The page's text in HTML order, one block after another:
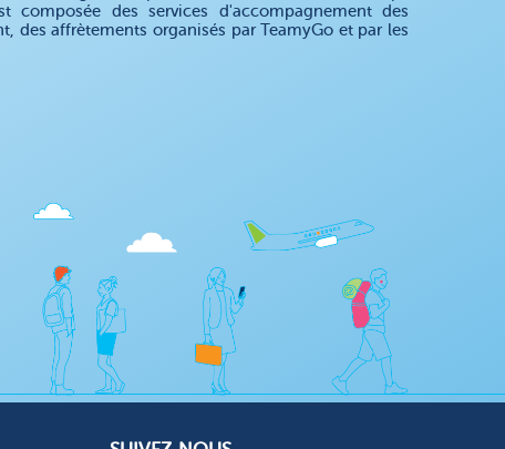
des services d'accompagnement des
des affrètements organisés par TeamyGo et par les